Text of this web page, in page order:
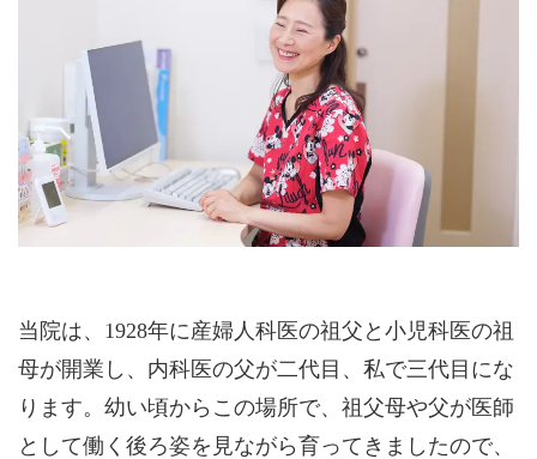
当院は、1928年に産婦人科医の祖父と小児科医の祖
母が開業し、内科医の父が二代目、私で三代目にな
ります。幼い頃からこの場所で、祖父母や父が医師
として働く後ろ姿を見ながら育ってきましたので、